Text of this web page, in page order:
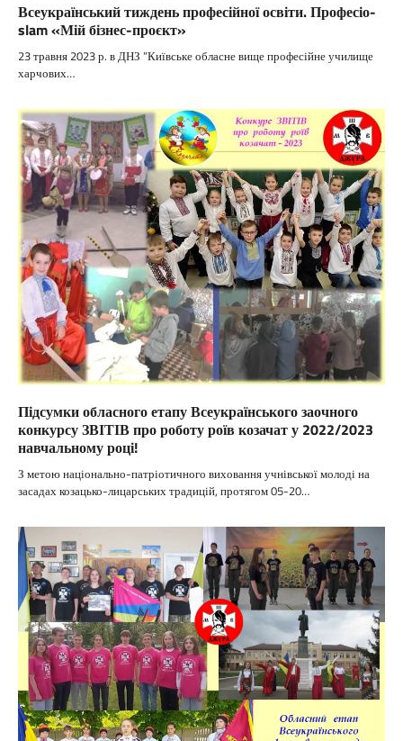
Всеукраїнський тиждень професійної освіти. Професіо-
slam «Мій бізнес-проєкт»
23 травня 2023 р. в ДНЗ “Київське обласне вище професійне училище
харчових…
Підсумки обласного етапу Всеукраїнського заочного
конкурсу ЗВІТІВ про роботу роїв козачат у 2022/2023
навчальному році!
З метою національно-патріотичного виховання учнівської молоді на
засадах козацько-лицарських традицій, протягом 05-20…